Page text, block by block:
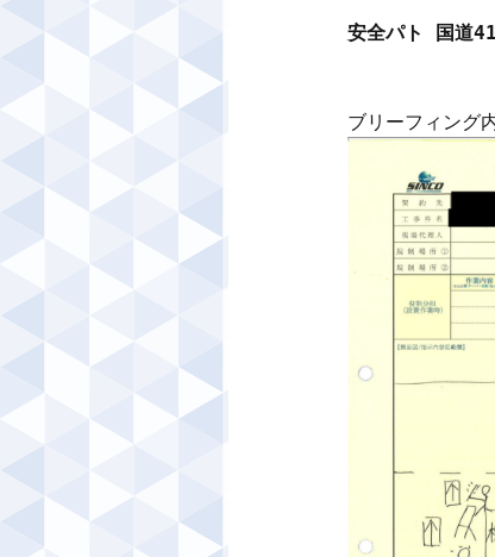
安全パト 国道
ブリーフィング